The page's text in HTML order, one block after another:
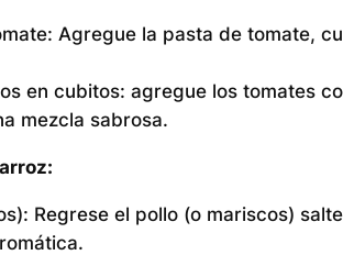
Agregue la pasta de tomate,
en cubitos: agregue los tomates
mezcla sabrosa.
Regrese el pollo (o mariscos)